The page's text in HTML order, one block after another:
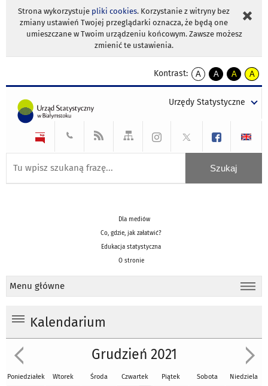
Strona wykorzystuje pliki cookies. Korzystanie z witryny bez
zmiany ustawień Twojej przeglądarki oznacza, że będą one
umieszczane w Twoim urządzeniu końcowym. Zawsze możesz
zmienić te ustawienia.
Kontrast:
A
kontrast
A
kontrast
tekst
czarnym
A
kontrast
tekst
czarnym
A
tekst
żółtym
Urzędy Statystyczne
Dla mediów
Co, gdzie, jak załatwić?
Edukacja statystyczna
O stronie
Menu główne
Kalendarium
Grudzień 2021
Poniedziałek Wtorek Środa Czwartek Piątek Sobota Niedziela